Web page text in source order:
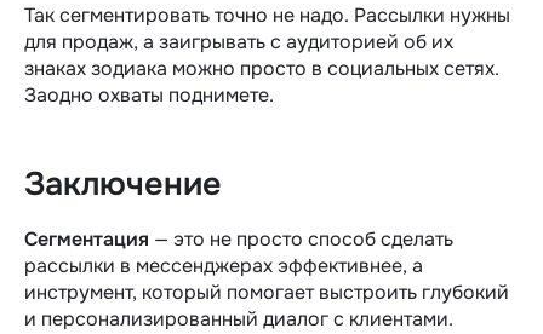
Так сегментировать точно не надо. Рассылки нужны
для продаж, а заигрывать с аудиторией об их
знаках зодиака можно просто в социальных сетях.
Заодно охваты поднимете.
Заключение
Сегментация — это не просто способ сделать
рассылки в мессенджерах эффективнее, а
инструмент, который помогает выстроить глубокий
и персонализированный диалог с клиентами.